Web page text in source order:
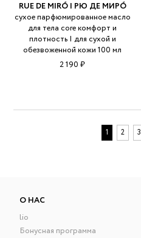
RUE DE MIRÓ | РЮ ДЕ МИРÓ
cухое парфюмированное масло
для тела core комфорт и
плотность | для сухой и
обезвоженной кожи 100 мл
2 190 ₽
1 2 3
О НАС
lio
Бонусная программа